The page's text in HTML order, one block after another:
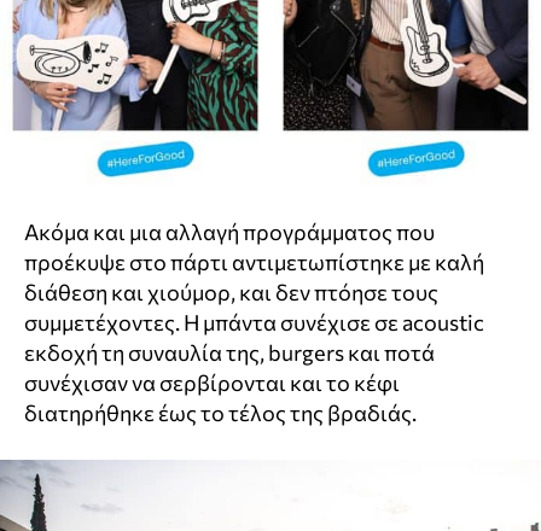
Ακόμα και μια αλλαγή προγράμματος που
προέκυψε στο πάρτι αντιμετωπίστηκε με καλή
διάθεση και χιούμορ, και δεν πτόησε τους
συμμετέχοντες. Η μπάντα συνέχισε σε acoustic
εκδοχή τη συναυλία της, burgers και ποτά
συνέχισαν να σερβίρονται και το κέφι
διατηρήθηκε έως το τέλος της βραδιάς.